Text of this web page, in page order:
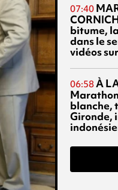
07:40
bitume,
dans le
vidéos
06:58À
blanche,
Gironde,